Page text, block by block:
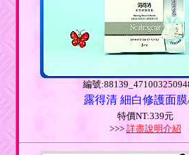
編號
露得清 細白修護面膜
特價NT:339元
>>> 詳盡說明介紹